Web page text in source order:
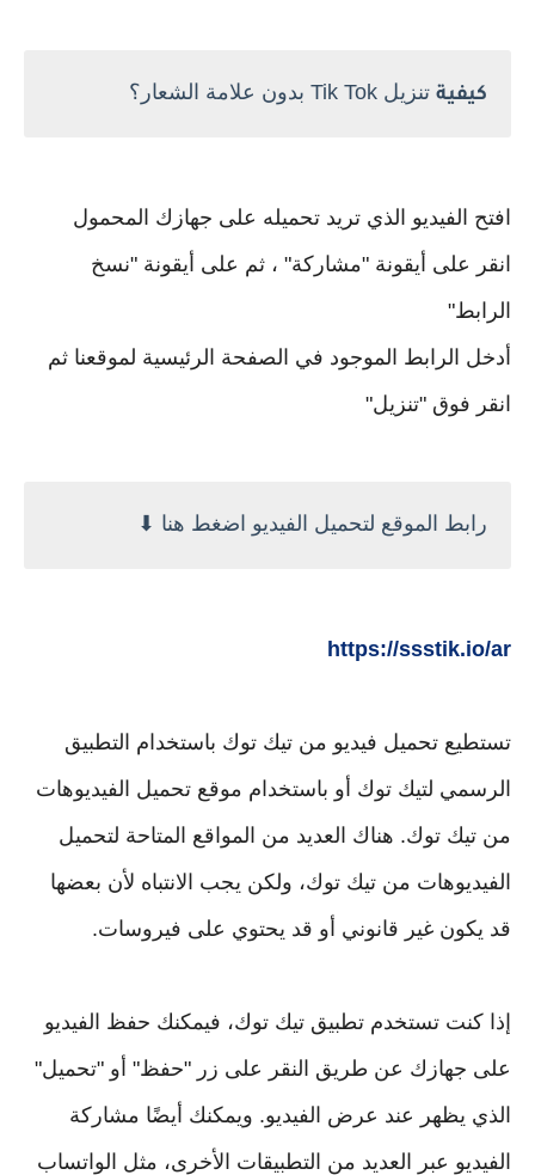
كيفية تنزيل Tik Tok بدون علامة الشعار؟
افتح الفيديو الذي تريد تحميله على جهازك المحمول
انقر على أيقونة "مشاركة" ، ثم على أيقونة "نسخ
الرابط"
أدخل الرابط الموجود في الصفحة الرئيسية لموقعنا ثم
انقر فوق "تنزيل"
رابط الموقع لتحميل الفيديو اضغط هنا ⬇
https://ssstik.io/ar
تستطيع تحميل فيديو من تيك توك باستخدام التطبيق
الرسمي لتيك توك أو باستخدام موقع تحميل الفيديوهات
من تيك توك. هناك العديد من المواقع المتاحة لتحميل
الفيديوهات من تيك توك، ولكن يجب الانتباه لأن بعضها
قد يكون غير قانوني أو قد يحتوي على فيروسات.
إذا كنت تستخدم تطبيق تيك توك، فيمكنك حفظ الفيديو
على جهازك عن طريق النقر على زر "حفظ" أو "تحميل"
الذي يظهر عند عرض الفيديو. ويمكنك أيضًا مشاركة
الفيديو عبر العديد من التطبيقات الأخرى، مثل الواتساب